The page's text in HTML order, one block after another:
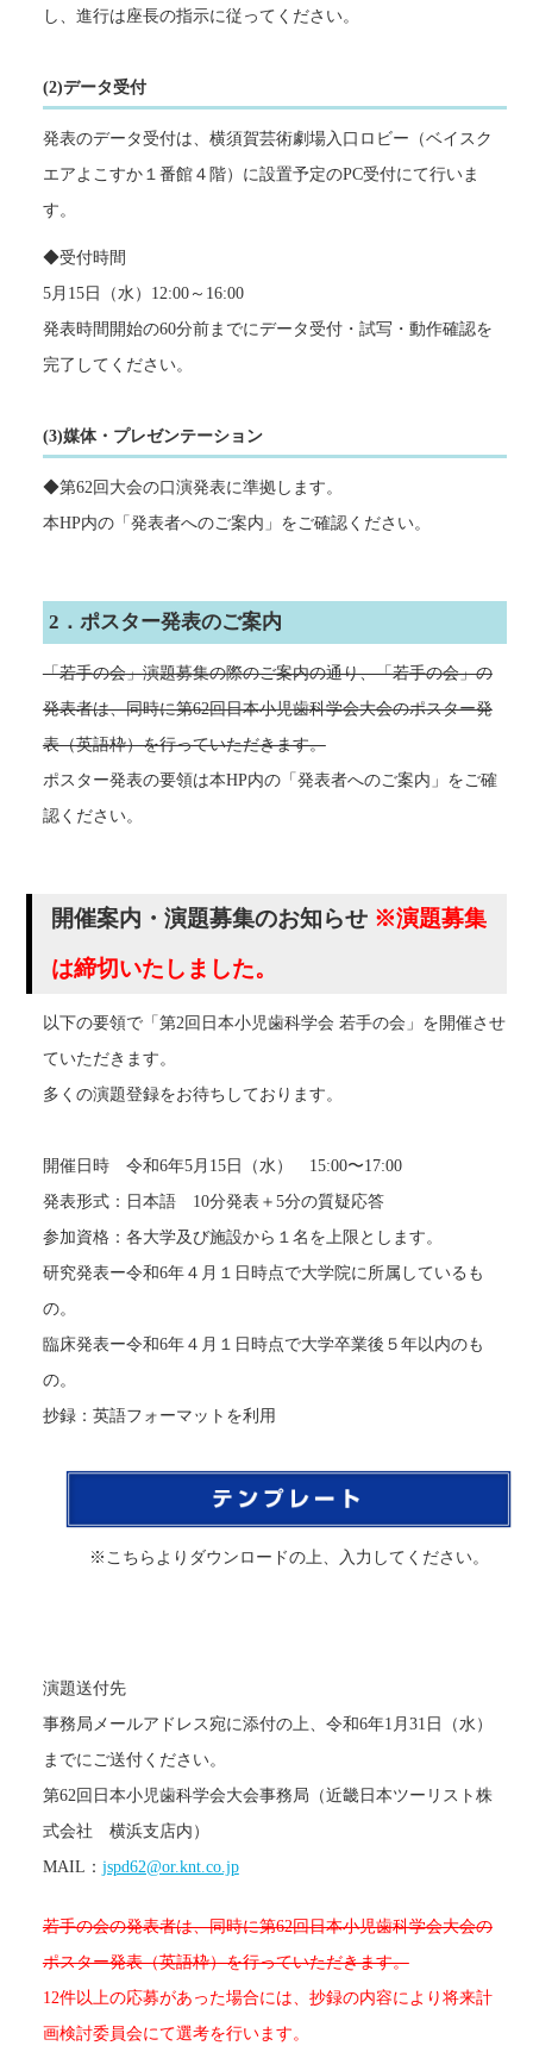
し、進行は座長の指示に従ってください。
(2)データ受付
発表のデータ受付は、横須賀芸術劇場入口ロビー（ベイスク
エアよこすか１番館４階）に設置予定のPC受付にて行いま
す。
◆受付時間
5月15日（水）12:00～16:00
発表時間開始の60分前までにデータ受付・試写・動作確認を
完了してください。
(3)媒体・プレゼンテーション
◆第62回大会の口演発表に準拠します。
本HP内の「発表者へのご案内」をご確認ください。
2．ポスター発表のご案内
「若手の会」演題募集の際のご案内の通り、「若手の会」の
発表者は、同時に第62回日本小児歯科学会大会のポスター発
表（英語枠）を行っていただきます。
ポスター発表の要領は本HP内の「発表者へのご案内」をご確
認ください。
開催案内・演題募集のお知らせ ※演題募集
は締切いたしました。
以下の要領で「第2回日本小児歯科学会 若手の会」を開催させ
ていただきます。
多くの演題登録をお待ちしております。
開催日時 令和6年5月15日（水） 15:00〜17:00
発表形式：日本語 10分発表＋5分の質疑応答
参加資格：各大学及び施設から１名を上限とします。
研究発表ー令和6年４月１日時点で大学院に所属しているも
の。
臨床発表ー令和6年４月１日時点で大学卒業後５年以内のも
の。
抄録：英語フォーマットを利用
※こちらよりダウンロードの上、入力してください。
演題送付先
事務局メールアドレス宛に添付の上、令和6年1月31日（水）
までにご送付ください。
第62回日本小児歯科学会大会事務局（近畿日本ツーリスト株
式会社 横浜支店内）
MAIL： jspd62@or.knt.co.jp
若手の会の発表者は、同時に第62回日本小児歯科学会大会の
ポスター発表（英語枠）を行っていただきます。
12件以上の応募があった場合には、抄録の内容により将来計
画検討委員会にて選考を行います。